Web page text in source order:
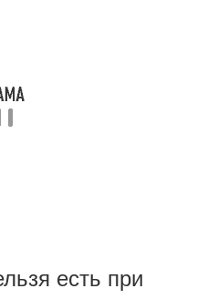
есть при